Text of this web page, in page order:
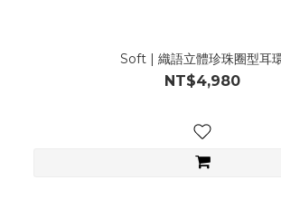
Soft | 織語立體珍珠圈型耳
NT$4,980